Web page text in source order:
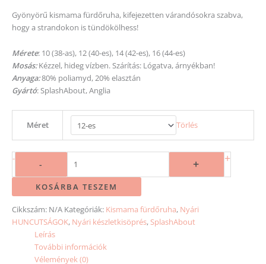
Gyönyörű kismama fürdőruha, kifejezetten várandósokra szabva,
hogy a strandokon is tündökölhess!
Mérete: 10 (38-as), 12 (40-es), 14 (42-es), 16 (44-es)
Mosás:Kézzel, hideg vízben.Szárítás: Lógatva, árnyékban!
Anyaga:80% poliamyd, 20% elasztán
Gyártó: SplashAbout, Anglia
Méret Törlés
-
- + +
KOSÁRBA TESZEM
Cikkszám: N/A Kategóriák: Kismama fürdőruha, Nyári
HUNCUTSÁGOK, Nyári készletkisöprés, SplashAbout
Leírás
További információk
Vélemények (0)